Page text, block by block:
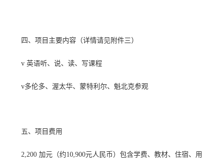
四、项目主要内容（详情请见附件三）
v 英语听、说、读、写课程
v多伦多、渥太华、蒙特利尔、魁北克参观
五、项目费用
2,200 加元（约10,900元人民币） 包含学费、教材、住宿、用